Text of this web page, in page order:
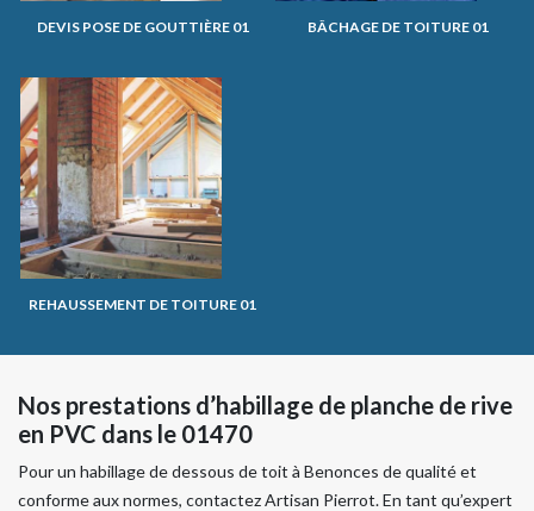
DEVIS POSE DE GOUTTIÈRE 01 BÂCHAGE DE TOITURE 01
REHAUSSEMENT DE TOITURE 01
Nos prestations d’habillage de planche de rive
en PVC dans le 01470
Pour un habillage de dessous de toit à Benonces de qualité et
conforme aux normes, contactez Artisan Pierrot. En tant qu’expert